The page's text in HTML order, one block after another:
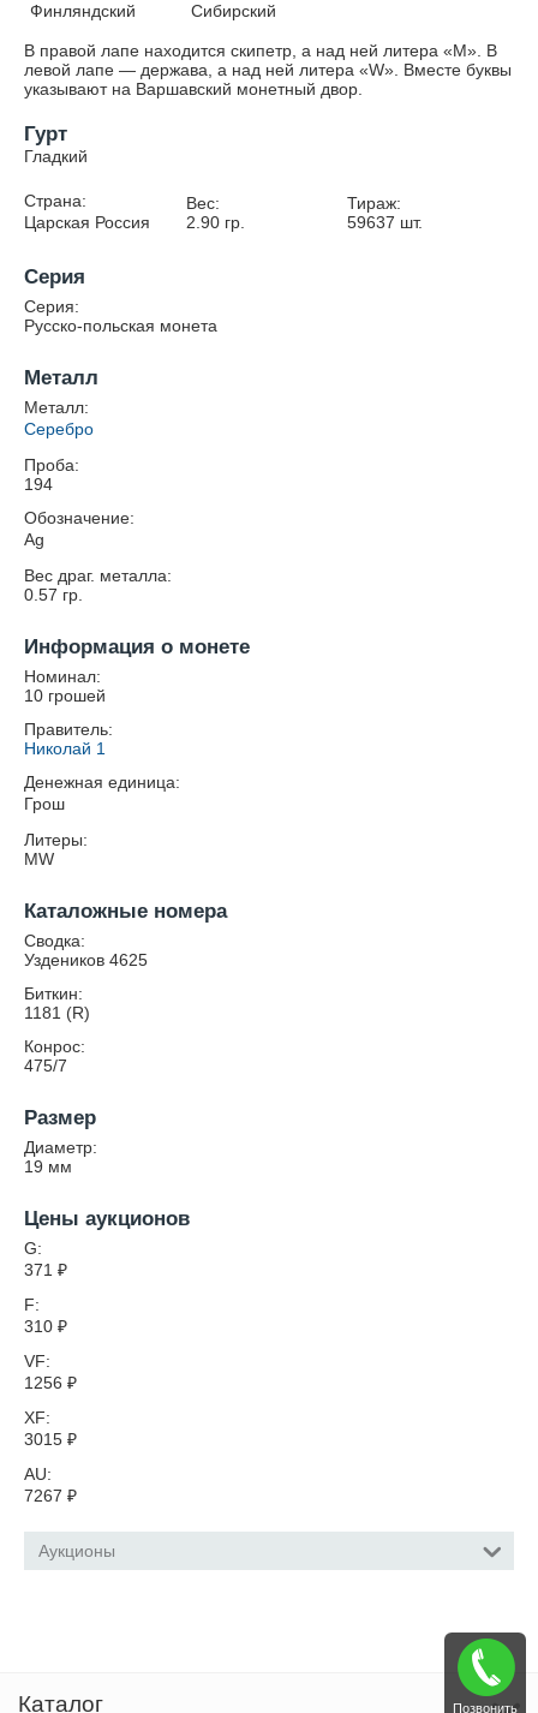
Финляндский
Сибирский
В правой лапе находится скипетр, а над ней литера «М». В
левой лапе — держава, а над ней литера «W». Вместе буквы
указывают на Варшавский монетный двор.
Гурт
Гладкий
Страна:
Царская Россия
Вес:
2.90гр.
Тираж:
59637 шт.
Серия
Серия:
Русско-польская монета
Металл
Металл:
Серебро
Проба:
194
Обозначение:
Ag
Вес драг. металла:
0.57 гр.
Информация о монете
Номинал:
10 грошей
Правитель:
Николай 1
Денежная единица:
Грош
Литеры:
MW
Каталожные номера
Сводка:
Уздеников 4625
Биткин:
1181 (R)
Конрос:
475/7
Размер
Диаметр:
19 мм
Цены аукционов
G:
371 ₽
F:
310 ₽
VF:
1256 ₽
XF:
3015 ₽
AU:
7267 ₽
Аукционы
Каталог Позвонить